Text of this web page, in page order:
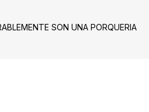
SON UNA PORQUERIA